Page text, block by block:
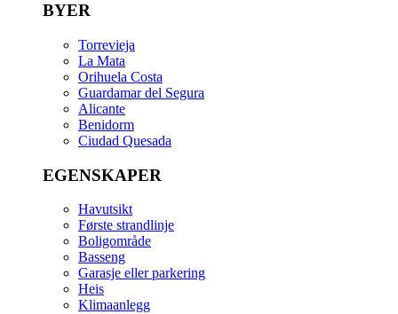
BYER
Torrevieja
La Mata
Orihuela Costa
Guardamar del Segura
Alicante
Benidorm
Ciudad Quesada
EGENSKAPER
Havutsikt
Første strandlinje
Boligområde
Basseng
Garasje eller parkering
Heis
Klimaanlegg